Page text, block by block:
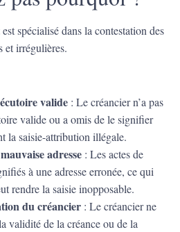
spécialisé dans la contestation des
et irrégulières.
valide : Le créancier n’a pas
valide ou a omis de le signifier
la saisie-attribution illégale.
adresse : Les actes de
à une adresse erronée, ce qui
rendre la saisie inopposable.
du créancier : Le créancier ne
validité de la créance ou de la